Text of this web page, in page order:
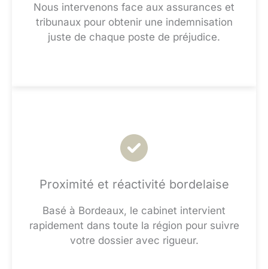
Nous intervenons face aux assurances et
tribunaux pour obtenir une indemnisation
juste de chaque poste de préjudice.
Proximité et réactivité bordelaise
Basé à Bordeaux, le cabinet intervient
rapidement dans toute la région pour suivre
votre dossier avec rigueur.